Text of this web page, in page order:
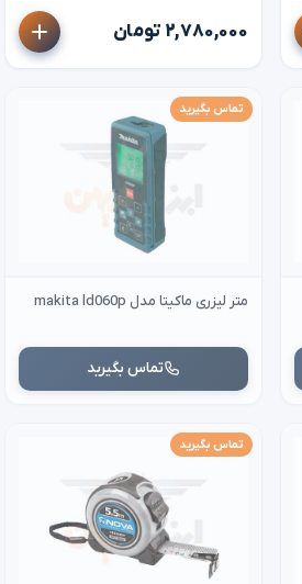
۲,۷۸۰,۰۰۰ تومان
تماس بگیرید
متر لیزری ماکیتا مدل makita ld060p
تماس بگیرید
تماس بگیرید